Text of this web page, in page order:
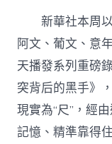
新華社本周
阿文、葡文、意
天播發系列重磅
突背后的黑手》
現實為“尺”，經
記憶、精準靠得